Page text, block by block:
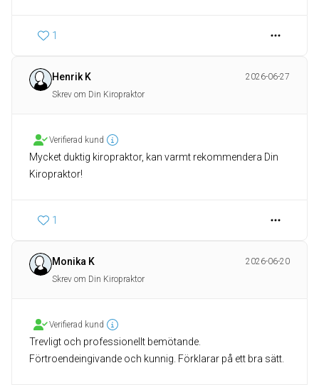
1
Henrik K
2026-06-27
Skrev om Din Kiropraktor
Verifierad kund
Mycket duktig kiropraktor, kan varmt rekommendera Din
Kiropraktor!
1
Monika K
2026-06-20
Skrev om Din Kiropraktor
Verifierad kund
Trevligt och professionellt bemötande.
Förtroendeingivande och kunnig. Förklarar på ett bra sätt.